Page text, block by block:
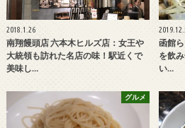
2018.1.26
南翔饅頭店 六本木ヒルズ店：女王や
大統領も訪れた名店の味！駅近くで
美味し…
函館
を飲
い…
グルメ